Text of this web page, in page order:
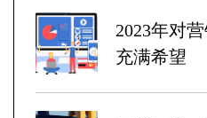
2023年对
充满希望